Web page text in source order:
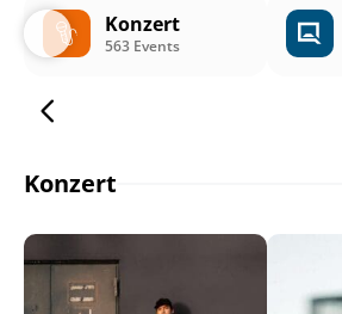
Konzert
563 Events
Konzert